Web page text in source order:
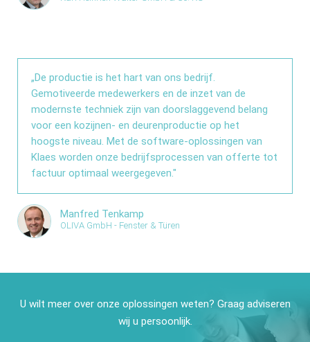
„De productie is het hart van ons bedrijf.
Gemotiveerde medewerkers en de inzet van de
modernste techniek zijn van doorslaggevend belang
voor een kozijnen- en deurenproductie op het
hoogste niveau. Met de software-oplossingen van
Klaes worden onze bedrijfsprocessen van offerte tot
factuur optimaal weergegeven."
Manfred Tenkamp
OLIVA GmbH - Fenster & Türen
U wilt meer over onze oplossingen weten? Graag adviseren
wij u persoonlijk.